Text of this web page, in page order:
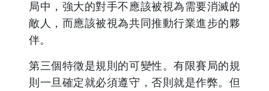
局中，強大的對手不應該被視為需要消滅的
敵人，而應該被視為共同推動行業進步的夥
伴。
第三個特徵是規則的可變性。有限賽局的規
則一旦確定就必須遵守，否則就是作弊。但